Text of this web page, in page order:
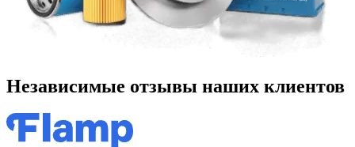
Независимые отзывы наших клиентов